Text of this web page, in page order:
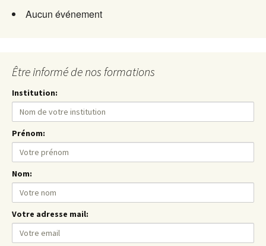
Aucun événement
Être informé de nos formations
Institution:
Prénom:
Nom:
Votre adresse mail: